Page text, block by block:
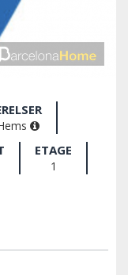
ETAGE
1